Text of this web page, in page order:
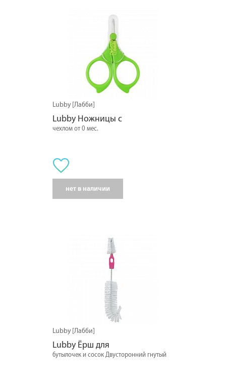
Lubby [Лабби]
Lubby Ножницы с
чехлом от 0 мес.
нет в наличии
Lubby [Лабби]
Lubby Ёрш для
бутылочек и сосок Двусторонний гнутый